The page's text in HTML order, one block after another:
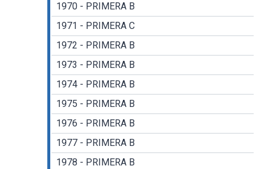
1970 - PRIMERA B
1971 - PRIMERA C
1972 - PRIMERA B
1973 - PRIMERA B
1974 - PRIMERA B
1975 - PRIMERA B
1976 - PRIMERA B
1977 - PRIMERA B
1978 - PRIMERA B